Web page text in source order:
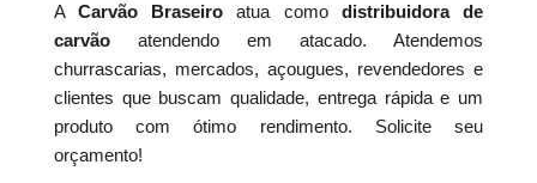
ACarvão Braseiro atua como distribuidora de
carvãoatendendo em atacado. Atendemos
churrascarias, mercados, açougues, revendedores e
clientes que buscam qualidade, entrega rápida e um
produto com ótimo rendimento. Solicite seu
orçamento!